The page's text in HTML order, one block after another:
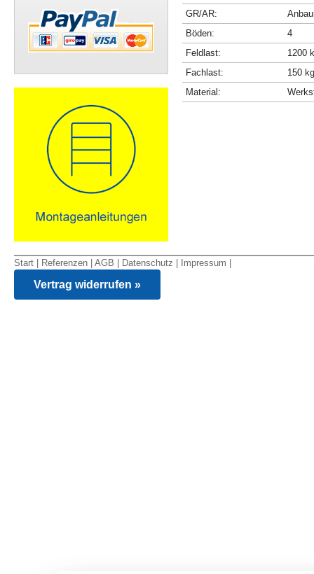
GR/AR:
Böden:
4
Feldlast:
1200
Fachlast:
150 kg
Material:
Start Referenzen AGB Datenschutz Impressum
Vertrag widerrufen »